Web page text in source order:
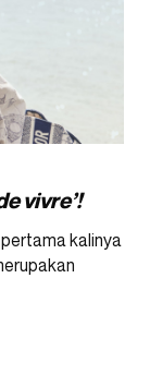
vivre’!
kalinya